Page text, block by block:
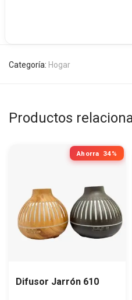
Categoría: Hogar
Productos
Ahorra 34%
Difusor Jarrón 610